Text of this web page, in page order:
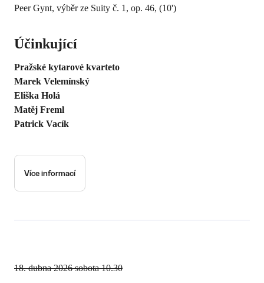
Peer Gynt, výběr ze Suity č. 1, op. 46, (10')
Účinkující
Pražské kytarové kvarteto
Marek Velemínský
Eliška Holá
Matěj Freml
Patrick Vacík
Více informací
18. dubna 2026 sobota 10.30